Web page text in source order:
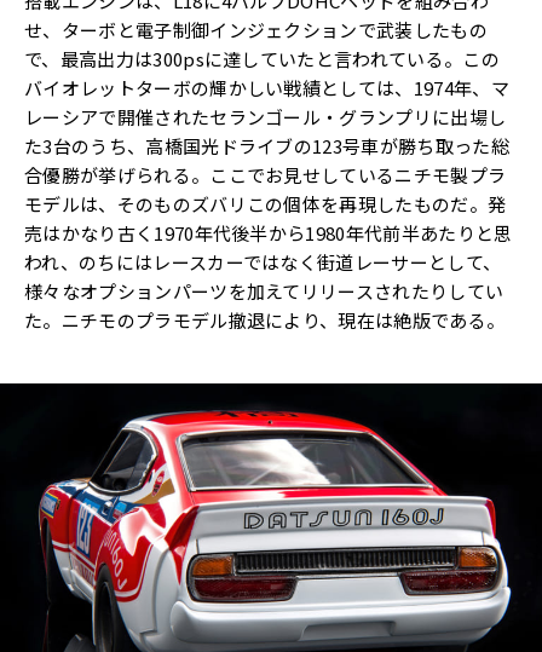
せ、ターボと電子制御インジェクションで武装したもの
で、最高出力は300psに達していたと言われている。この
バイオレットターボの輝かしい戦績としては、1974年、マ
レーシアで開催されたセランゴール・グランプリに出場し
た3台のうち、高橋国光ドライブの123号車が勝ち取った総
合優勝が挙げられる。ここでお見せしているニチモ製プラ
モデルは、そのものズバリこの個体を再現したものだ。発
売はかなり古く1970年代後半から1980年代前半あたりと思
われ、のちにはレースカーではなく街道レーサーとして、
様々なオプションパーツを加えてリリースされたりしてい
た。ニチモのプラモデル撤退により、現在は絶版である。